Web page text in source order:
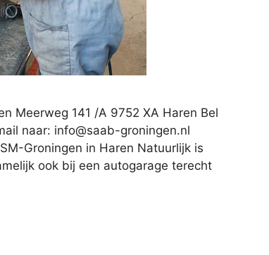
Meerweg 141 /A 9752 XA Haren Bel
naar: info@saab-groningen.nl
Groningen in Haren Natuurlijk is
ook bij een autogarage terecht